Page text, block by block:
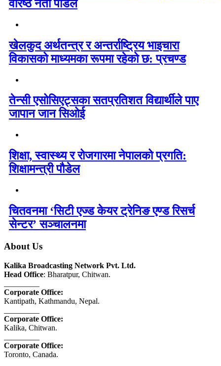
वरिष्ठ नेता पौडेल
खेलकुद अर्थतन्त्र र अन्तर्राष्ट्रिय भाइचारा
विकासको माध्यमका रूपमा रहेको छ: प्रचण्ड
तेन्सी एसोसिएट्सका सतप्रतिशत विद्यार्थीले पाए
जापान जान सिओई
शिक्षा, स्वास्थ्य र रोजगारमा नेपालको प्रगति:
शिक्षामन्त्री पौडेल
चितवनमा ‘सिटी एज्ड केयर ट्रेनिङ एण्ड रिसर्च
सेन्टर’ सञ्चालनमा
About Us
Kalika Broadcasting Network Pvt. Ltd.
Head Office: Bharatpur, Chitwan.
Corporate Office:
Kantipath, Kathmandu, Nepal.
Corporate Office:
Kalika, Chitwan.
Corporate Office:
Toronto, Canada.